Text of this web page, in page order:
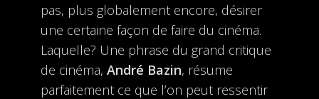
pas, plus globalement encore, désirer
une certaine façon de faire du cinéma.
Laquelle? Une phrase du grand critique
de cinéma, André Bazin, résume
parfaitement ce que l’on peut ressentir